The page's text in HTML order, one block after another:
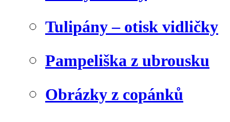
Tulipány – otisk vidličky
Pampeliška z ubrousku
Obrázky z copánků